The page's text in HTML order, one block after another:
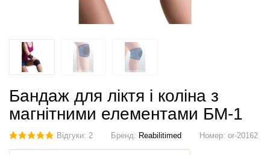
Бандаж для ліктя і коліна з
магнітними елементами БМ-1
Відгуки: 2 Бренд: Reabilitimed Номер: or-20162